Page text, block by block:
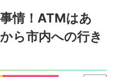
中国・四国
情！ATMはあ
ら市内への行き